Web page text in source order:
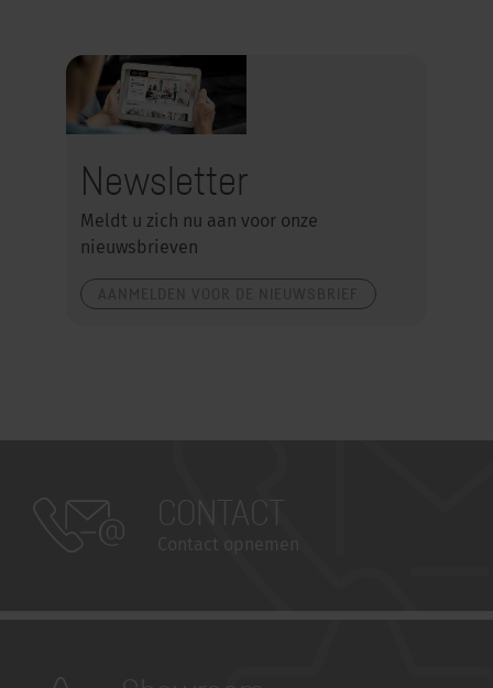
Newsletter
Meldt u zich nu aan voor onze
nieuwsbrieven